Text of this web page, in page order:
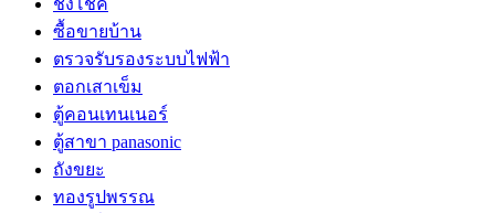
ซื้อขายบ้าน
ตรวจรับรองระบบไฟฟ้า
ตอกเสาเข็ม
ตู้คอนเทนเนอร์
ตู้สาขา panasonic
ถังขยะ
ทองรูปพรรณ